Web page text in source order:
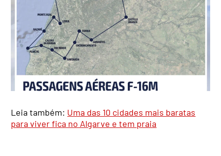
Leia também: Uma das 10 cidades mais baratas
para viver fica no Algarve e tem praia